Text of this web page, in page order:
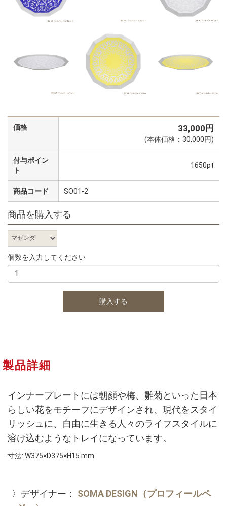
価格 33,000円
(本体価格：30,000円)
付与ポイン
ト
1650pt
商品コード SO01-2
商品を購入する
個数を入力してください
製品詳細
インナープレートには朝顔や梅、雛菊といった日本
らしい花をモチーフにデザインされ、現代をスタイ
リッシュに、自由に生きる人々のライフスタイルに
溶け込むようなトレイになっています。
寸法: W375×D375×H15 mm
〉デザイナー： SOMA DESIGN（プロフィールペ